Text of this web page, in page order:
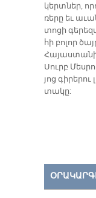
կերտ­ներ,
ռե­րը եւ
տո­ցի
հի բո­լոր
Հա­յաս­տա­նի
Սուրբ
յոց
տա­կը: